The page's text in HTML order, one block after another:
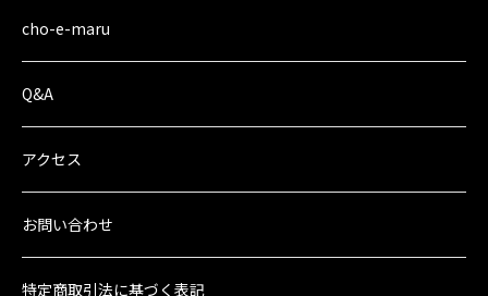
cho-e-maru
Q&A
アクセス
お問い合わせ
特定商取引法に基づく表記